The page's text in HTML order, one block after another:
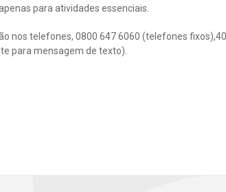
para atividades essenciais.
nos telefones, 0800 647 6060 (telefones
para mensagem de texto).